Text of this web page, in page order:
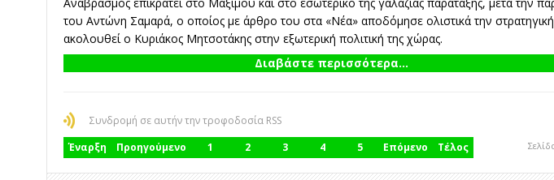
του Αντώνη Σαμαρά, ο οποίος με άρθρο του στα «Νέα» αποδόμησε ολιστικά την
ακολουθεί ο Κυριάκος Μητσοτάκης στην εξωτερική πολιτική της χώρας.
Διαβάστε περισσότερα...
Συνδρομή σε αυτήν την τροφοδοσία RSS
Έναρξη
Προηγούμενο 1 2 3 4 5 Επόμενο Τέλος